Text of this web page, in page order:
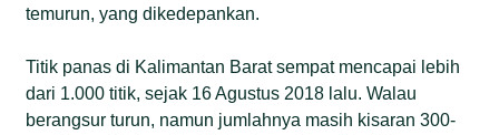
temurun, yang dikedepankan.
Titik panas di Kalimantan Barat sempat mencapai lebih
dari 1.000 titik, sejak 16 Agustus 2018 lalu. Walau
berangsur turun, namun jumlahnya masih kisaran 300-